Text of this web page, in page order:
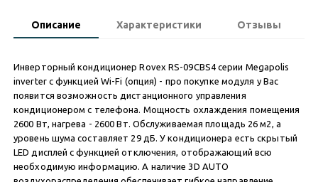
Описание Характеристики Отзывы
Инверторный кондиционер Rovex RS-09CBS4 серии Megapolis
inverter с функцией Wi-Fi (опция) - про покупке модуля у Вас
появится возможность дистанционного управления
кондиционером с телефона. Мощность охлаждения помещения
2600 Вт, нагрева - 2600 Вт. Обслуживаемая площадь 26 м2, а
уровень шума составляет 29 дБ. У кондиционера есть скрытый
LED дисплей с функцией отключения, отображающий всю
необходимую информацию. А наличие 3D AUTO